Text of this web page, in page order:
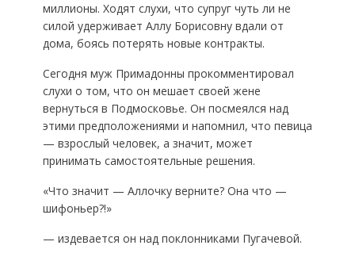
миллионы. Ходят слухи, что супруг чуть ли не
силой удерживает Аллу Борисовну вдали от
дома, боясь потерять новые контракты.
Сегодня муж Примадонны прокомментировал
слухи о том, что он мешает своей жене
вернуться в Подмосковье. Он посмеялся над
этими предположениями и напомнил, что певица
— взрослый человек, а значит, может
принимать самостоятельные решения.
«Что значит — Аллочку верните? Она что —
шифоньер?!»
— издевается он над поклонниками Пугачевой.